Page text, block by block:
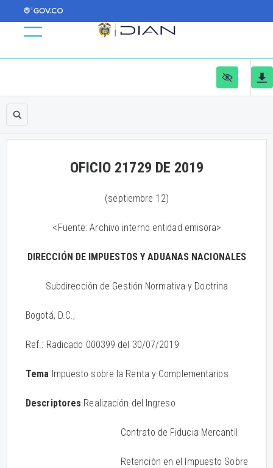
OFICIO 21729 DE 2019
(septiembre 12)
<Fuente: Archivo interno entidad emisora>
DIRECCIÓN DE IMPUESTOS Y ADUANAS NACIONALES
Subdirección de Gestión Normativa y Doctrina
Bogotá, D.C.,
Ref.: Radicado 000399 del 30/07/2019
Tema Impuesto sobre la Renta y Complementarios
Descriptores Realización del Ingreso
Contrato de Fiducia Mercantil
Retención en el Impuesto Sobre